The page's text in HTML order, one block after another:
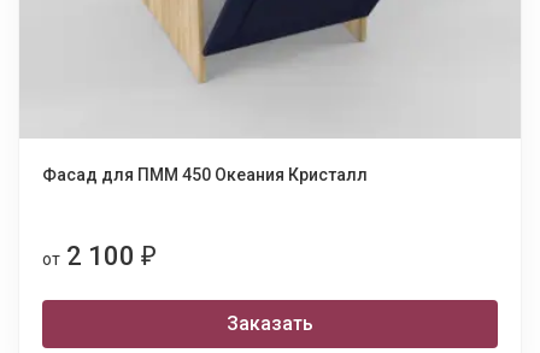
Фасад для ПММ 450 Океания Кристалл
от 2 100 ₽
Заказать